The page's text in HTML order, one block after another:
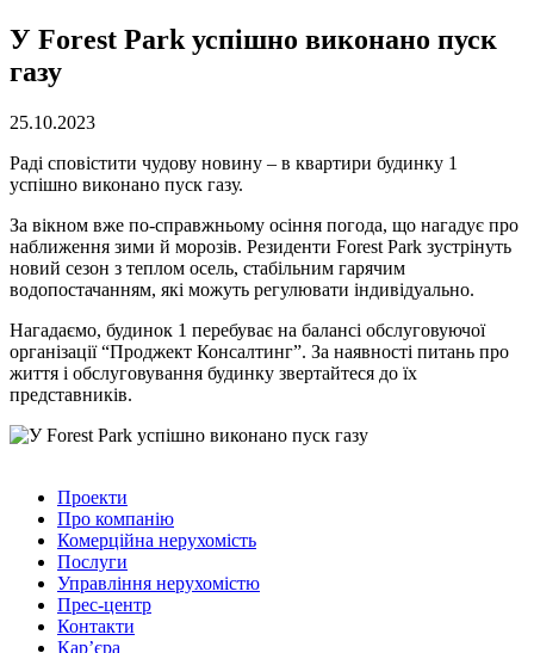
У Forest Park успішно виконано пуск
газу
25.10.2023
Раді сповістити чудову новину – в квартири будинку 1
успішно виконано пуск газу.
За вікном вже по-справжньому осіння погода, що нагадує про
наближення зими й морозів. Резиденти Forest Park зустрінуть
новий сезон з теплом осель, стабільним гарячим
водопостачанням, які можуть регулювати індивідуально.
Нагадаємо, будинок 1 перебуває на балансі обслуговуючої
організації “Проджект Консалтинг”. За наявності питань про
життя і обслуговування будинку звертайтеся до їх
представників.
Проекти
Про компанію
Комерційна нерухомість
Послуги
Управління нерухомістю
Прес-центр
Контакти
Кар’єра